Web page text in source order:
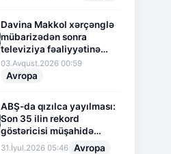
Davina Makkol xərçənglə
mübarizədən sonra
televiziya fəaliyyətinə
fasilə verir
03.Avqust.2026 00:59
Avropa
ABŞ-da qızılca yayılması:
Son 35 ilin rekord
göstəricisi müşahidə
olunur
31.İyul.2026 05:46 Avropa